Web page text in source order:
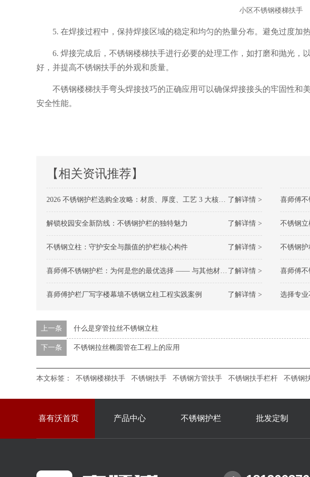
小区不锈钢楼梯扶手
5. 在焊接过程中，保持焊接区域的稳定和均匀的热量分布。避免过度加
6. 焊接完成后，不锈钢楼梯扶手进行必要的处理工作，如打磨和抛光，
好，并提高不锈钢扶手的外观和质量。
不锈钢楼梯扶手弯头焊接技巧的正确应用可以确保焊接接头的牢固性和
安全性能。
【相关资讯推荐】
了解详情 >
2026 不锈钢护栏选购全攻略：材质、厚度、工艺 3 大核心维度不踩坑 喜师傅不
了解详情 >
解锁校园安全新防线：不锈钢护栏的独特魅力 不锈钢立
了解详情 >
不锈钢立柱：守护安全与颜值的护栏核心构件 不锈钢
了解详情 >
喜师傅不锈钢护栏：为何是您的最优选择 —— 与其他材质护栏的全面对比 喜师傅不
了解详情 >
喜师傅护栏厂写字楼幕墙不锈钢立柱工程实践案例 选择专
上一条 什么是穿管拉丝不锈钢立柱
下一条 不锈钢拉丝椭圆管在工程上的应用
本文标签： 不锈钢楼梯扶手 不锈钢扶手 不锈钢方管扶手 不锈钢扶手栏杆 不锈钢
喜有沃首页 产品中心 不锈钢护栏 批发定制